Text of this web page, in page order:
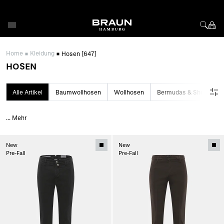
Home Kleidung Hosen [647]
HOSEN
Alle Artikel Baumwollhosen Wollhosen Bermudas & Shorts
... Mehr
New
Pre-Fall
New
Pre-Fall